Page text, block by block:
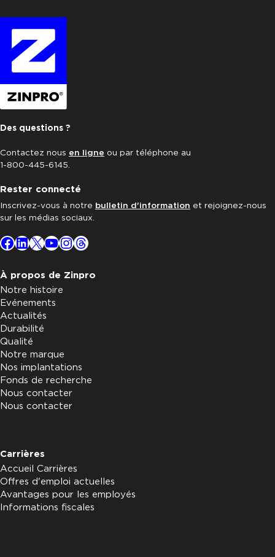
Des questions ?
Contactez nous en ligne ou par téléphone au
1-800-445-6145.
Rester connecté
Inscrivez-vous à notre bulletin d'information et rejoignez-nous
sur les médias sociaux.
Facebook
LinkedIn
X YouTube
Instagram
Threads
À propos de Zinpro
Notre histoire
Evénements
Actualités
Durabilité
Qualité
Notre marque
Nos implantations
Fonds de recherche
Nous contacter
Nous contacter
Carrières
Accueil Carrières
Offres d'emploi actuelles
Avantages pour les employés
Informations fiscales